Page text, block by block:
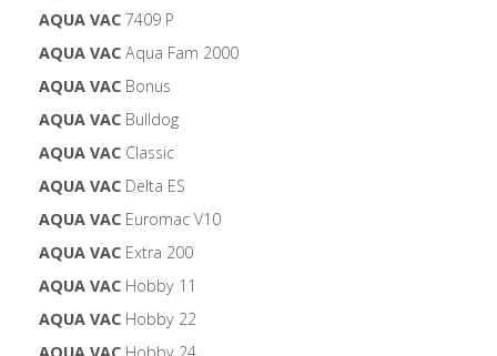
AQUA VAC 7409 P
AQUA VAC Aqua Fam 2000
AQUA VAC Bonus
AQUA VAC Bulldog
AQUA VAC Classic
AQUA VAC Delta ES
AQUA VAC Euromac V10
AQUA VAC Extra 200
AQUA VAC Hobby 11
AQUA VAC Hobby 22